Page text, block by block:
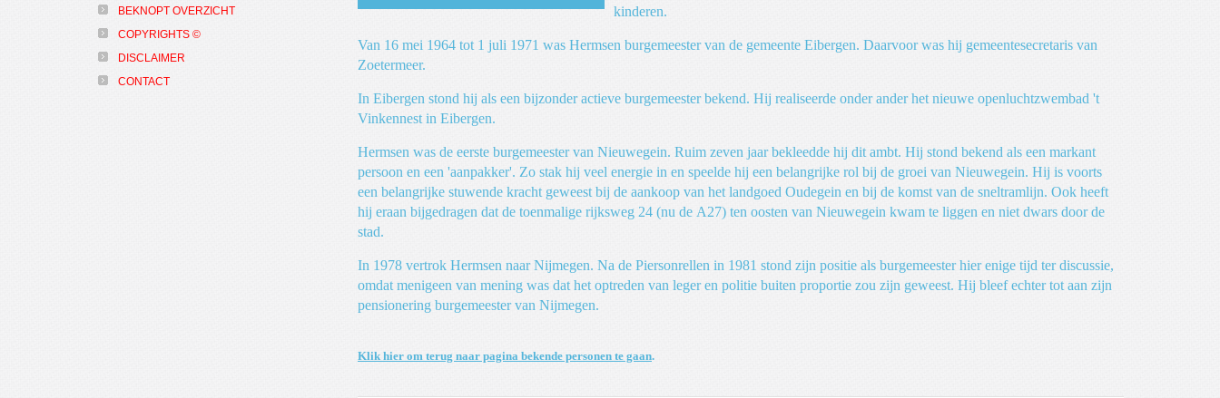
BEKNOPT OVERZICHT
COPYRIGHTS ©
DISCLAIMER
CONTACT
kinderen.
Van 16 mei 1964 tot 1 juli 1971 was Hermsen burgemeester van de gemeente Eibergen. Daarvoor was hij gemeentesecretaris van
Zoetermeer.
In Eibergen stond hij als een bijzonder actieve burgemeester bekend. Hij realiseerde onder ander het nieuwe openluchtzwembad 't
Vinkennest in Eibergen.
Hermsen was de eerste burgemeester van Nieuwegein. Ruim zeven jaar bekleedde hij dit ambt. Hij stond bekend als een markant
persoon en een 'aanpakker'. Zo stak hij veel energie in en speelde hij een belangrijke rol bij de groei van Nieuwegein. Hij is voorts
een belangrijke stuwende kracht geweest bij de aankoop van het landgoed Oudegein en bij de komst van de sneltramlijn. Ook heeft
hij eraan bijgedragen dat de toenmalige rijksweg 24 (nu de A27) ten oosten van Nieuwegein kwam te liggen en niet dwars door de
stad.
In 1978 vertrok Hermsen naar Nijmegen. Na de Piersonrellen in 1981 stond zijn positie als burgemeester hier enige tijd ter discussie,
omdat menigeen van mening was dat het optreden van leger en politie buiten proportie zou zijn geweest. Hij bleef echter tot aan zijn
pensionering burgemeester van Nijmegen.
Klik hier om terug naar pagina bekende personen te gaan.